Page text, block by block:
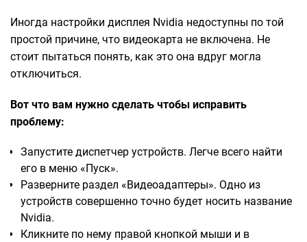
Иногда настройки дисплея Nvidia недоступны по той
простой причине, что видеокарта не включена. Не
стоит пытаться понять, как это она вдруг могла
отключиться.
Вот что вам нужно сделать чтобы исправить
проблему:
Запустите диспетчер устройств. Легче всего найти
его в меню «Пуск».
Разверните раздел «Видеоадаптеры». Одно из
устройств совершенно точно будет носить название
Nvidia.
Кликните по нему правой кнопкой мыши и в